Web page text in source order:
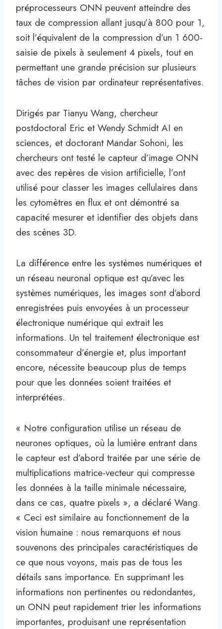
préprocesseurs ONN peuvent atteindre des
taux de compression allant jusqu’à 800 pour 1,
soit l’équivalent de la compression d’un 1 600-
saisie de pixels à seulement 4 pixels, tout en
permettant une grande précision sur plusieurs
tâches de vision par ordinateur représentatives.
Dirigés par Tianyu Wang, chercheur
postdoctoral Eric et Wendy Schmidt AI en
sciences, et doctorant Mandar Sohoni, les
chercheurs ont testé le capteur d’image ONN
avec des repères de vision artificielle, l’ont
utilisé pour classer les images cellulaires dans
les cytomètres en flux et ont démontré sa
capacité mesurer et identifier des objets dans
des scènes 3D.
La différence entre les systèmes numériques et
un réseau neuronal optique est qu’avec les
systèmes numériques, les images sont d’abord
enregistrées puis envoyées à un processeur
électronique numérique qui extrait les
informations. Un tel traitement électronique est
consommateur d’énergie et, plus important
encore, nécessite beaucoup plus de temps
pour que les données soient traitées et
interprétées.
« Notre configuration utilise un réseau de
neurones optiques, où la lumière entrant dans
le capteur est d’abord traitée par une série de
multiplications matrice-vecteur qui compresse
les données à la taille minimale nécessaire,
dans ce cas, quatre pixels », a déclaré Wang.
« Ceci est similaire au fonctionnement de la
vision humaine : nous remarquons et nous
souvenons des principales caractéristiques de
ce que nous voyons, mais pas de tous les
détails sans importance. En supprimant les
informations non pertinentes ou redondantes,
un ONN peut rapidement trier les informations
importantes, produisant une représentation